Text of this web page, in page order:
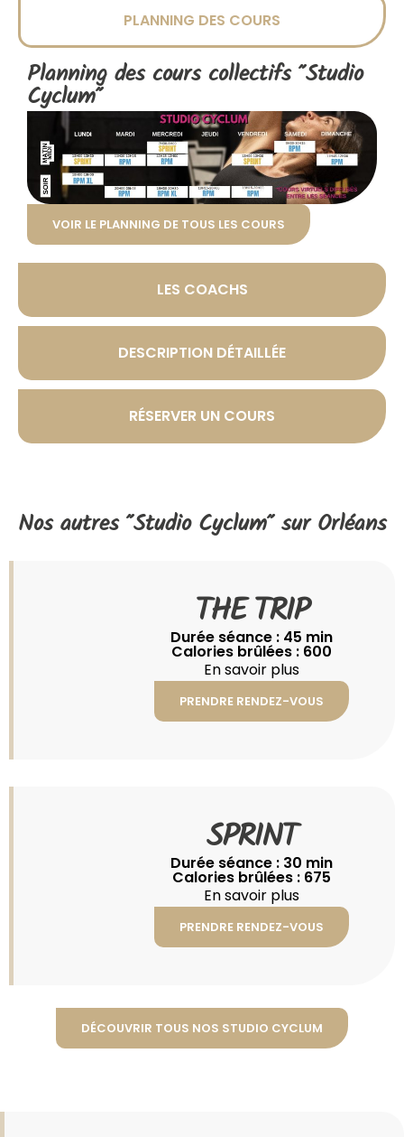
PLANNING DES COURS
LES COACHS
DESCRIPTION DÉTAILLÉE
RÉSERVER UN COURS
Planning des cours collectifs "Studio
Cyclum"
VOIR LE PLANNING DE TOUS LES COURS
Nos autres "Studio Cyclum" sur Orléans
THE TRIP​
Durée séance : 45 min
Calories brûlées : 600
En savoir plus
PRENDRE RENDEZ-VOUS
SPRINT
Durée séance : 30 min
Calories brûlées : 675
En savoir plus
PRENDRE RENDEZ-VOUS
DÉCOUVRIR TOUS NOS STUDIO CYCLUM